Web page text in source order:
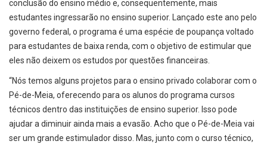
conclusão do ensino médio e, consequentemente, mais
estudantes ingressarão no ensino superior. Lançado este ano pelo
governo federal, o programa é uma espécie de poupança voltado
para estudantes de baixa renda, com o objetivo de estimular que
eles não deixem os estudos por questões financeiras.
“Nós temos alguns projetos para o ensino privado colaborar com o
Pé-de-Meia, oferecendo para os alunos do programa cursos
técnicos dentro das instituições de ensino superior. Isso pode
ajudar a diminuir ainda mais a evasão. Acho que o Pé-de-Meia vai
ser um grande estimulador disso. Mas, junto com o curso técnico,